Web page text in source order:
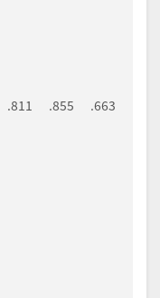
.811 .855 .663